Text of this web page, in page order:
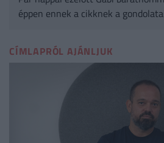
éppen ennek a cikknek a
CÍMLAPRÓL AJÁNLJUK